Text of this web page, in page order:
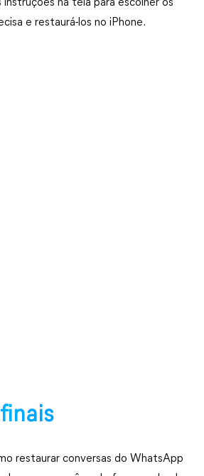
instruções na tela para escolher os
e restaurá-los no iPhone.
restaurar conversas do WhatsApp